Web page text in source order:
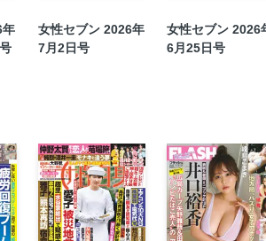
逆説の健康相談室」
夜明けのコモン」
若返る！「大人の下着」選び方
バっと出す 自宅でできる酵素浴のすすめ
す だから私は「がんで死にたい」
ージIVのママ」が教えてくれた「なにげない
年
女性セブン 2026年
7月2日号
女性セブン 2026
6月25日号